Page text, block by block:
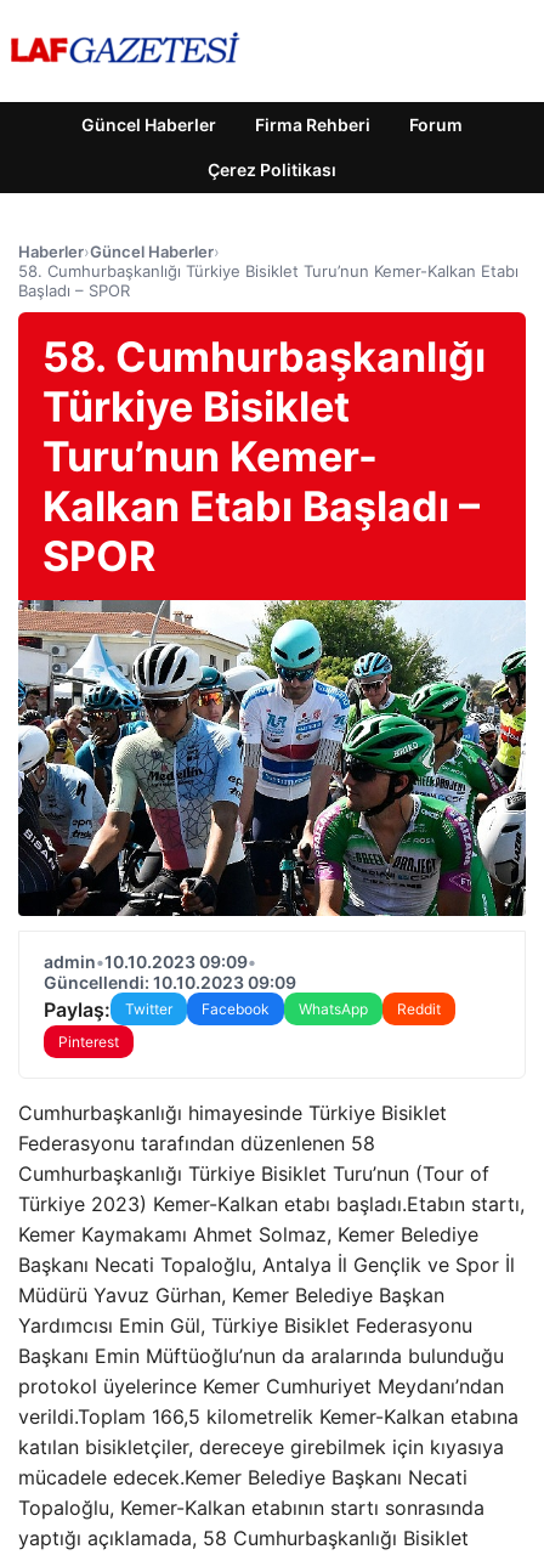
Güncel Haberler Firma Rehberi Forum
Çerez Politikası
Haberler›Güncel Haberler›
58. Cumhurbaşkanlığı Türkiye Bisiklet Turu’nun Kemer-Kalkan Etabı
Başladı – SPOR
58. Cumhurbaşkanlığı
Türkiye Bisiklet
Turu’nun Kemer-
Kalkan Etabı Başladı –
SPOR
admin•10.10.2023 09:09•
Güncellendi: 10.10.2023 09:09
Paylaş: Twitter Facebook WhatsApp
Reddit
Pinterest
Cumhurbaşkanlığı himayesinde Türkiye Bisiklet
Federasyonu tarafından düzenlenen 58
Cumhurbaşkanlığı Türkiye Bisiklet Turu’nun (Tour of
Türkiye 2023) Kemer-Kalkan etabı başladı.Etabın startı,
Kemer Kaymakamı Ahmet Solmaz, Kemer Belediye
Başkanı Necati Topaloğlu, Antalya İl Gençlik ve Spor İl
Müdürü Yavuz Gürhan, Kemer Belediye Başkan
Yardımcısı Emin Gül, Türkiye Bisiklet Federasyonu
Başkanı Emin Müftüoğlu’nun da aralarında bulunduğu
protokol üyelerince Kemer Cumhuriyet Meydanı’ndan
verildi.Toplam 166,5 kilometrelik Kemer-Kalkan etabına
katılan bisikletçiler, dereceye girebilmek için kıyasıya
mücadele edecek.Kemer Belediye Başkanı Necati
Topaloğlu, Kemer-Kalkan etabının startı sonrasında
yaptığı açıklamada, 58 Cumhurbaşkanlığı Bisiklet